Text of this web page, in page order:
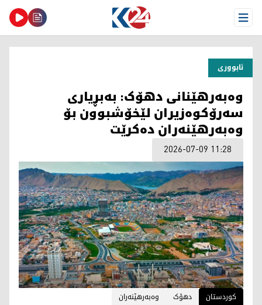
Open Menu
ئابووری
وەبەرهێنانی دهۆک: بەبڕیاری
سەرۆکوەزیران لێخۆشبوون بۆ
وەبەرهێنەران دەکرێت
2026-07-09 11:28
کوردستان دهۆک وەبەرهێنەران